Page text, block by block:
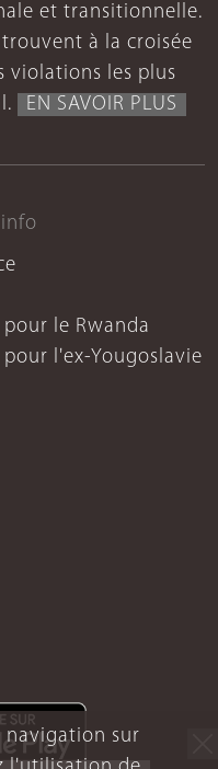
navigation sur
et transitionnelle.
trouvent à la croisée
violations les plus
EN SAVOIR PLUS
info
le Rwanda
l'ex-Yougoslavie